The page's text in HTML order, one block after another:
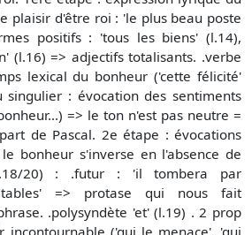
plaisir d'être roi : 'le plus beau poste
positifs : 'tous les biens' (l.14),
(l.16) => adjectifs totalisants. .verbe
lexical du bonheur ('cette félicité'
: évocation des sentiments
=> le ton n'est pas neutre =
de Pascal. 2e étape : évocations
bonheur s'inverse en l'absence de
20) : .futur : 'il tombera par
=> protase qui nous fait
.polysyndète 'et' (l.19) . 2 prop